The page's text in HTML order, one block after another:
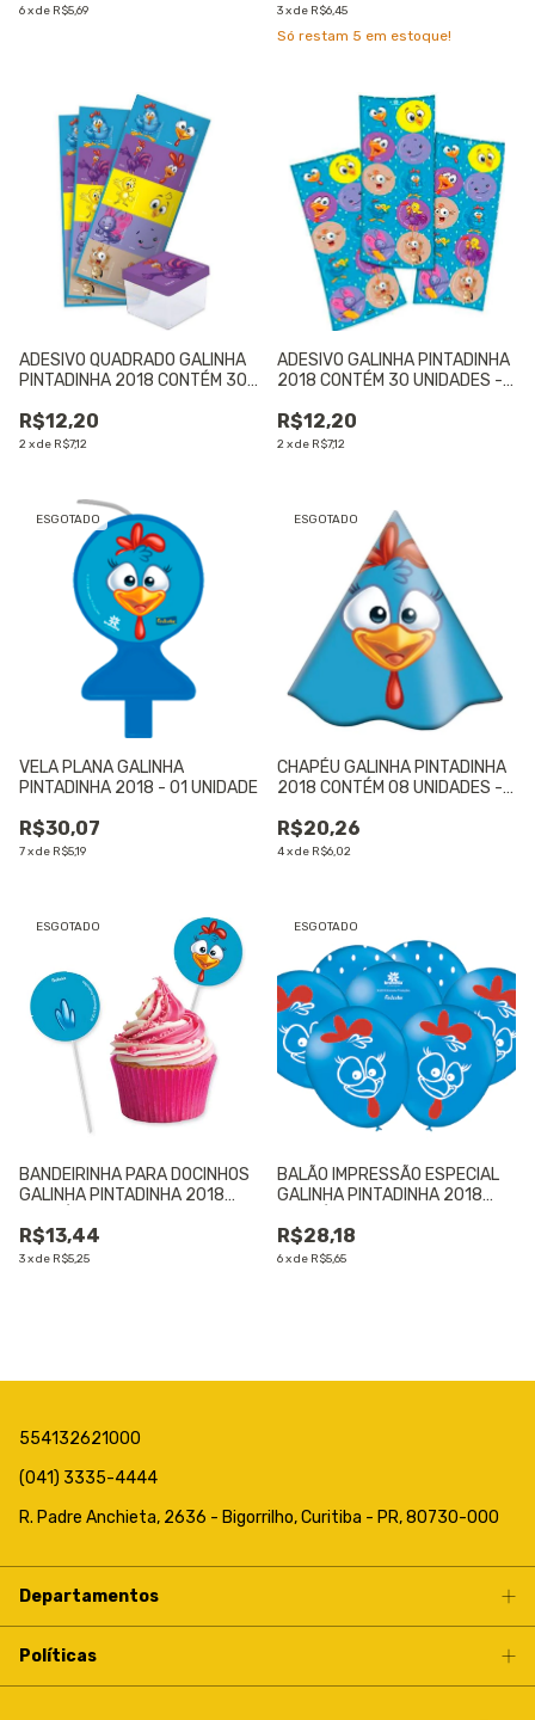
6xde R$5,69 3xde R$6,45
Só restam 5 em estoque!
ADESIVO QUADRADO GALINHA
PINTADINHA 2018 CONTÉM 30
R$12,20
2xde R$7,12
ADESIVO GALINHA PINTADINHA
2018 CONTÉM 30 UNIDADES -
R$12,20
2xde R$7,12
ESGOTADO
VELA PLANA GALINHA
PINTADINHA 2018 - 01 UNIDADE
R$30,07
7xde R$5,19
ESGOTADO
CHAPÉU GALINHA PINTADINHA
2018 CONTÉM 08 UNIDADES -
R$20,26
4xde R$6,02
ESGOTADO
BANDEIRINHA PARA DOCINHOS
GALINHA PINTADINHA 2018
UNIDADE
R$13,44
3xde R$5,25
ESGOTADO
BALÃO IMPRESSÃO ESPECIAL
GALINHA PINTADINHA 2018
UNIDADE
R$28,18
6xde R$5,65
554132621000
(041) 3335-4444
R. Padre Anchieta, 2636 - Bigorrilho, Curitiba - PR, 80730-000
Departamentos
Políticas